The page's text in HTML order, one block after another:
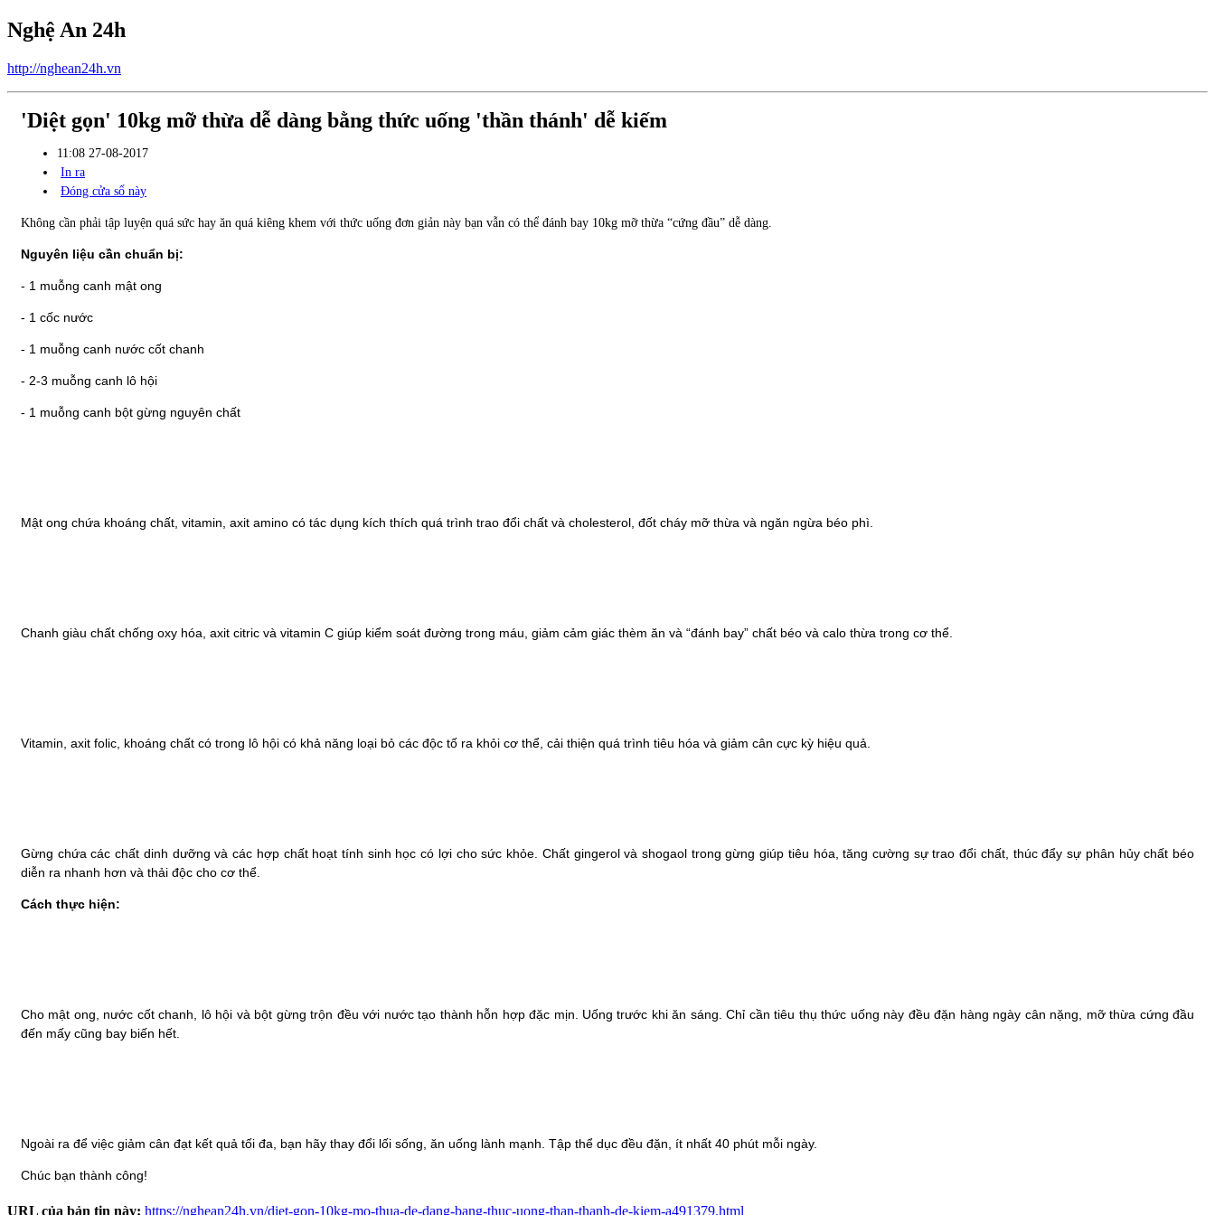
Nghệ An 24h
http://nghean24h.vn
'Diệt gọn' 10kg mỡ thừa dễ dàng bằng thức uống 'thần thánh' dễ kiếm
11:08 27-08-2017
In ra
Đóng cửa sổ này
Không cần phải tập luyện quá sức hay ăn quá kiêng khem với thức uống đơn giản này bạn vẫn có thể đánh bay 10kg mỡ thừa “cứng đầu” dễ dàng.
Nguyên liệu cần chuẩn bị:
- 1 muỗng canh mật ong
- 1 cốc nước
- 1 muỗng canh nước cốt chanh
- 2-3 muỗng canh lô hội
- 1 muỗng canh bột gừng nguyên chất
Mật ong chứa khoáng chất, vitamin, axit amino có tác dụng kích thích quá trình trao đổi chất và cholesterol, đốt cháy mỡ thừa và ngăn ngừa béo phì.
Chanh giàu chất chống oxy hóa, axit citric và vitamin C giúp kiểm soát đường trong máu, giảm cảm giác thèm ăn và “đánh bay” chất béo và calo thừa trong cơ thể.
Vitamin, axit folic, khoáng chất có trong lô hội có khả năng loại bỏ các độc tố ra khỏi cơ thể, cải thiện quá trình tiêu hóa và giảm cân cực kỳ hiệu quả.
Gừng chứa các chất dinh dưỡng và các hợp chất hoạt tính sinh học có lợi cho sức khỏe. Chất gingerol và shogaol trong gừng giúp tiêu hóa, tăng cường sự trao đổi chất, thúc đẩy sự phân hủy chất béo
diễn ra nhanh hơn và thải độc cho cơ thể.
Cách thực hiện:
Cho mật ong, nước cốt chanh, lô hội và bột gừng trộn đều với nước tạo thành hỗn hợp đặc mịn. Uống trước khi ăn sáng. Chỉ cần tiêu thụ thức uống này đều đặn hàng ngày cân nặng, mỡ thừa cứng đầu
đến mấy cũng bay biến hết.
Ngoài ra để việc giảm cân đạt kết quả tối đa, bạn hãy thay đổi lối sống, ăn uống lành mạnh. Tập thể dục đều đặn, ít nhất 40 phút mỗi ngày.
Chúc bạn thành công!
URL của bản tin này: https://nghean24h.vn/diet-gon-10kg-mo-thua-de-dang-bang-thuc-uong-than-thanh-de-kiem-a491379.html